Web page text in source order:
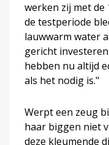
werken zij met de
de testperiode
lauwwarm water
gericht
hebben nu altijd
als het nodig is."
Werpt een zeug
haar biggen niet
deze kleumende